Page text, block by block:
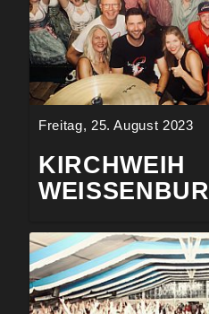
Freitag, 25. August 2023
KIRCHWEIH
WEISSENBURG